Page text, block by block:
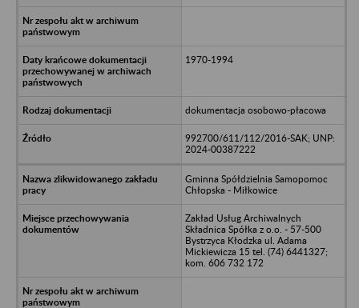
1970-1994
dokumentacja osobowo-płacowa
992700/611/112/2016-SAK; UNP:
2024-00387222
Gminna Spółdzielnia Samopomoc
Chłopska - Miłkowice
Zakład Usług Archiwalnych
Składnica Spółka z o.o. - 57-500
Bystrzyca Kłodzka ul. Adama
Mickiewicza 15 tel. (74) 6441327;
kom. 606 732 172